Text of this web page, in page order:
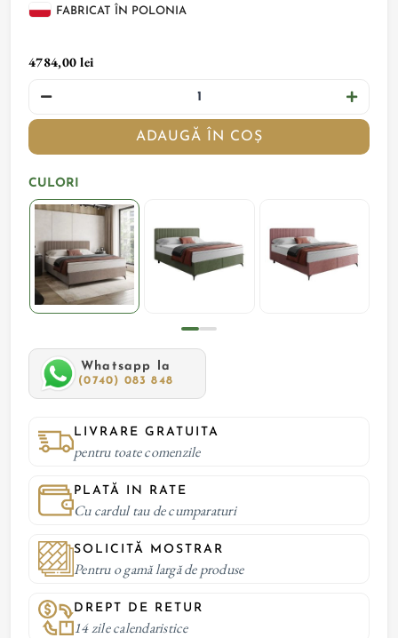
FABRICAT ÎN POLONIA
4784,00 lei
ADAUGĂ ÎN COȘ
CULORI
Whatsapp la
(0740) 083 848
LIVRARE GRATUITA
pentru toate comenzile
PLATĂ IN RATE
Cu cardul tau de cumparaturi
SOLICITĂ MOSTRAR
Pentru o gamă largă de produse
DREPT DE RETUR
14 zile calendaristice